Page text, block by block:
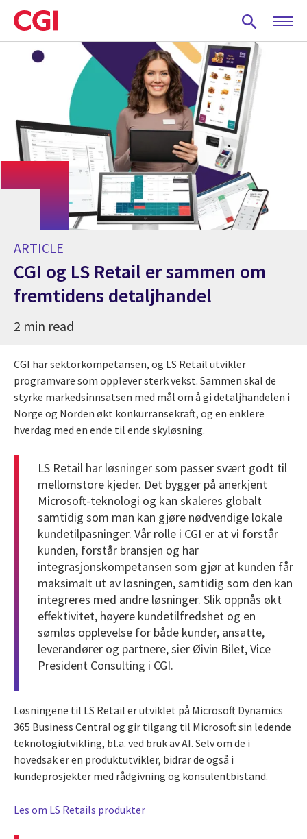
Skip
to
main
content
ARTICLE
CGI og LS Retail er sammen om
fremtidens detaljhandel
2 min read
CGI har sektorkompetansen, og LS Retail utvikler
programvare som opplever sterk vekst. Sammen skal de
styrke markedsinnsatsen med mål om å gi detaljhandelen i
Norge og Norden økt konkurransekraft, og en enklere
hverdag med en ende til ende skyløsning.
LS Retail har løsninger som passer svært godt til
mellomstore kjeder. Det bygger på anerkjent
Microsoft-teknologi og kan skaleres globalt
samtidig som man kan gjøre nødvendige lokale
kundetilpasninger. Vår rolle i CGI er at vi forstår
kunden, forstår bransjen og har
integrasjonskompetansen som gjør at kunden får
maksimalt ut av løsningen, samtidig som den kan
integreres med andre løsninger. Slik oppnås økt
effektivitet, høyere kundetilfredshet og en
sømløs opplevelse for både kunder, ansatte,
leverandører og partnere, sier Øivin Bilet, Vice
President Consulting i CGI.
Løsningene til LS Retail er utviklet på Microsoft Dynamics
365 Business Central og gir tilgang til Microsoft sin ledende
teknologiutvikling, bl.a. ved bruk av AI. Selv om de i
hovedsak er en produktutvikler, bidrar de også i
kundeprosjekter med rådgivning og konsulentbistand.
Les om LS Retails produkter